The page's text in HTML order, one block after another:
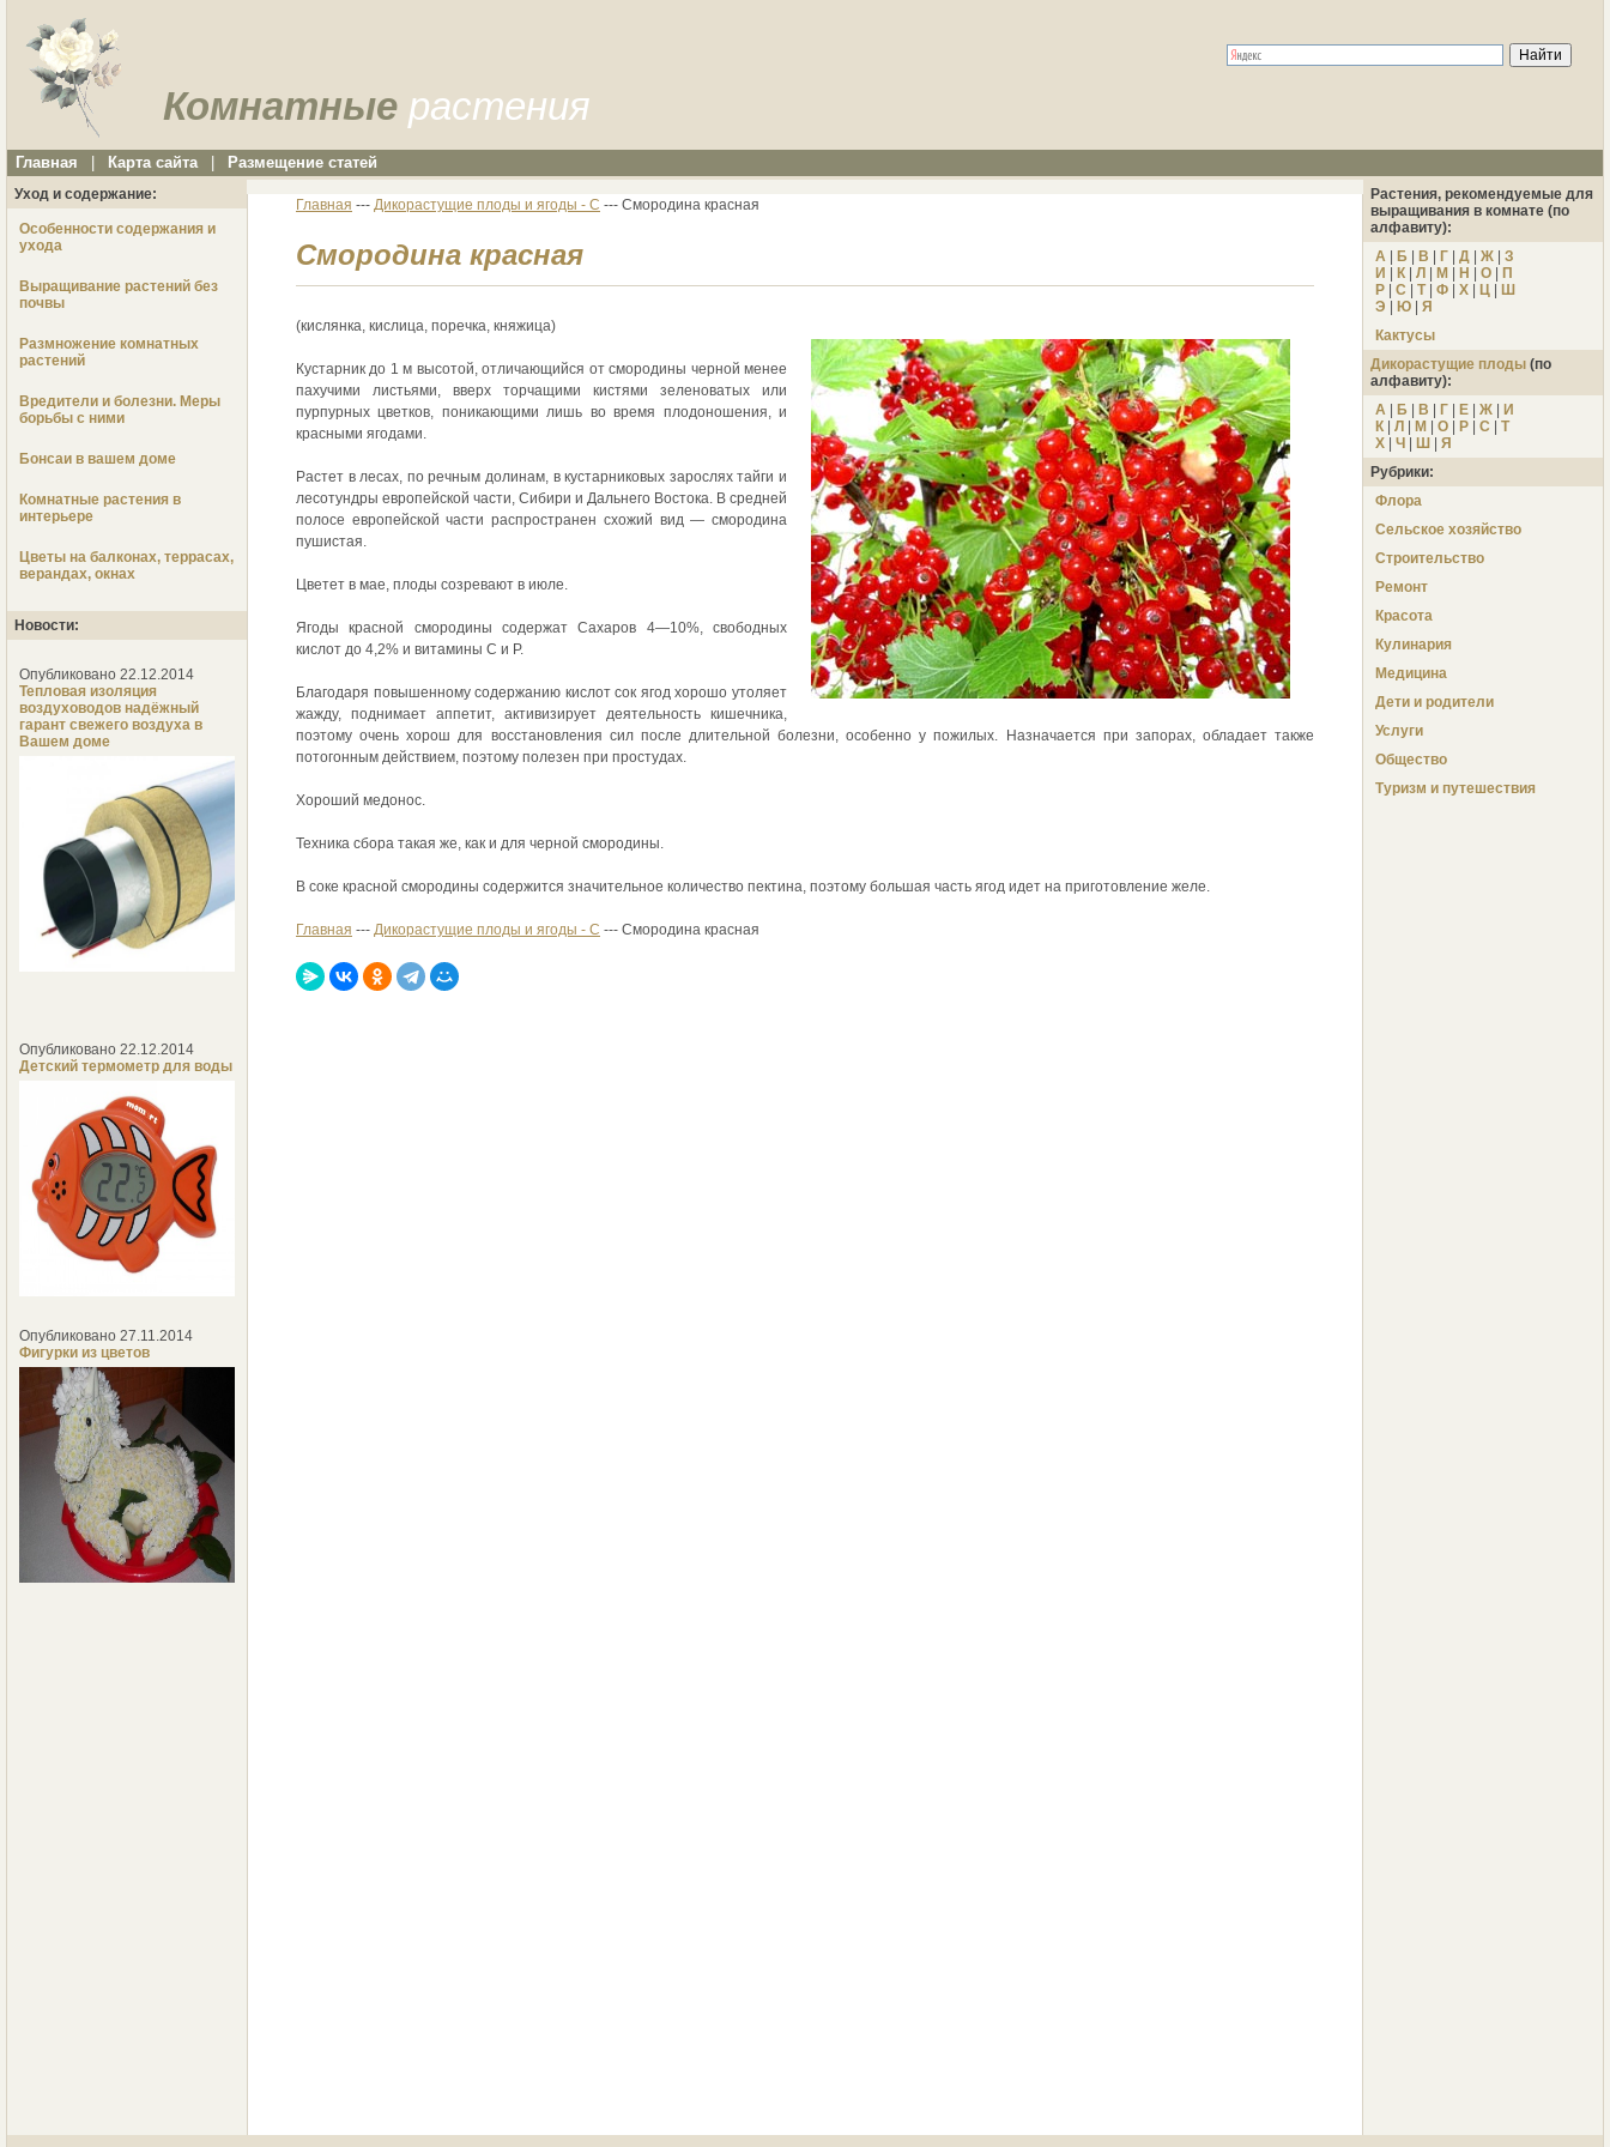
Комнатные растения
Главная Карта сайта Размещение статей
Уход и содержание:
Особенности содержания и
ухода
Выращивание растений без
почвы
Размножение комнатных
растений
Вредители и болезни. Меры
борьбы с ними
Бонсаи в вашем доме
Комнатные растения в
интерьере
Цветы на балконах, террасах,
верандах, окнах
Новости:
Опубликовано 22.12.2014
Тепловая изоляция
воздуховодов надёжный
гарант свежего воздуха в
Вашем доме
Опубликовано 22.12.2014
Детский термометр для воды
Опубликовано 27.11.2014
Фигурки из цветов
Растения, рекомендуемые для
выращивания в комнате (по
алфавиту):
А
Б В Г Д Ж
З
И
К Л М Н О
П
Р
С Т| Ф Х Ц
Ш
Э
Ю
Я
Кактусы
Дикорастущие плоды (по
алфавиту):
А
Б В Г Е Ж
И
К
Л М О Р С
Т
Х
Ч Ш
Я
Рубрики:
Флора
Сельское хозяйство
Строительство
Ремонт
Красота
Кулинария
Медицина
Дети и родители
Услуги
Общество
Туризм и путешествия
Главная --- Дикорастущие плоды и ягоды - С --- Смородина красная
Смородина красная
(кислянка, кислица, поречка, княжица)
Кустарник до 1 м высотой, отличающийся от смородины черной менее
пахучими листьями, вверх торчащими кистями зеленоватых или
пурпурных цветков, поникающими лишь во время плодоношения, и
красными ягодами.
Растет в лесах, по речным долинам, в кустарниковых зарослях тайги и
лесотундры европейской части, Сибири и Дальнего Востока. В средней
полосе европейской части распространен схожий вид — смородина
пушистая.
Цветет в мае, плоды созревают в июле.
Ягоды красной смородины содержат Сахаров 4—10%, свободных
кислот до 4,2% и витамины С и Р.
Благодаря повышенному содержанию кислот сок ягод хорошо утоляет
жажду, поднимает аппетит, активизирует деятельность кишечника,
поэтому очень хорош для восстановления сил после длительной болезни, особенно у пожилых. Назначается при запорах, обладает также
потогонным действием, поэтому полезен при простудах.
Хороший медонос.
Техника сбора такая же, как и для черной смородины.
В соке красной смородины содержится значительное количество пектина, поэтому большая часть ягод идет на приготовление желе.
Главная --- Дикорастущие плоды и ягоды - С --- Смородина красная